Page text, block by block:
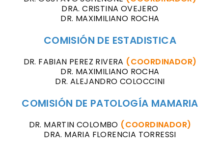
DRA. CRISTINA OVEJERO
DR. MAXIMILIANO ROCHA
COMISIÓN DE ESTADISTICA
DR. FABIAN PEREZ RIVERA (COORDINADOR)
DR. MAXIMILIANO ROCHA
DR. ALEJANDRO COLOCCINI
COMISIÓN DE PATOLOGÍA MAMARIA
DR. MARTIN COLOMBO (COORDINADOR)
DRA. MARIA FLORENCIA TORRESSI